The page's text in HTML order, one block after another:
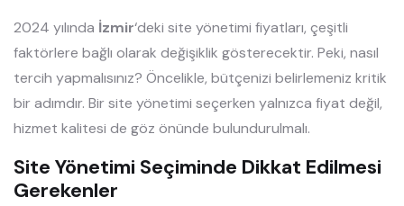
2024 yılında İzmir‘deki site yönetimi fiyatları, çeşitli
faktörlere bağlı olarak değişiklik gösterecektir. Peki, nasıl
tercih yapmalısınız? Öncelikle, bütçenizi belirlemeniz kritik
bir adımdır. Bir site yönetimi seçerken yalnızca fiyat değil,
hizmet kalitesi de göz önünde bulundurulmalı.
Site Yönetimi Seçiminde Dikkat Edilmesi
Gerekenler